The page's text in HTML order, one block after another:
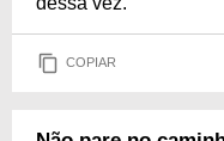
COPIAR